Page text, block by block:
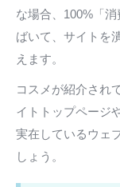
な場合、100%「
ばいて、サイトを
えます。
コスメが紹介され
イトトップページ
実在しているウェ
しょう。